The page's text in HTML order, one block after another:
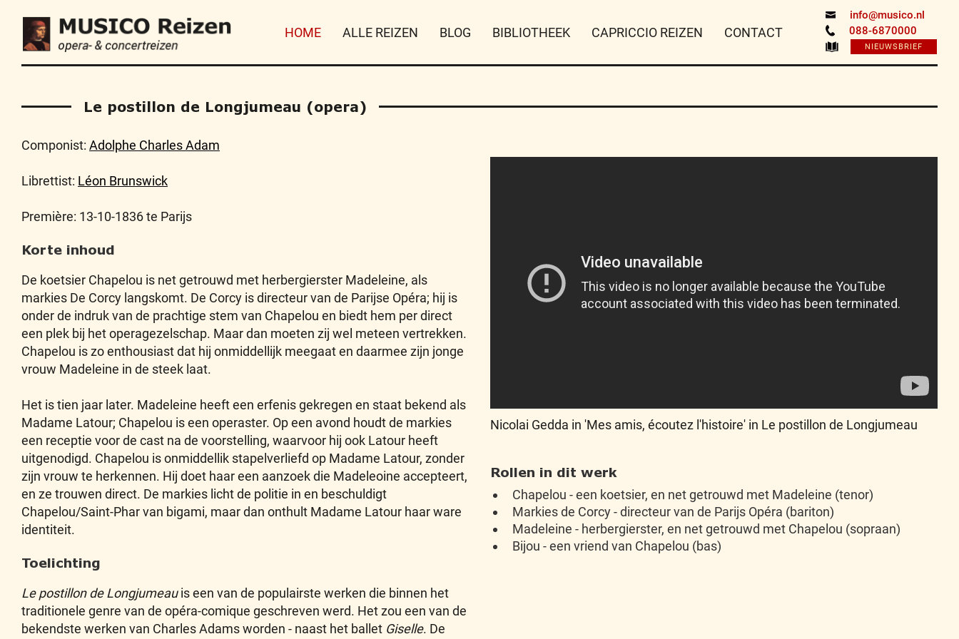
info@musico.nl
088-6870000
NIEUWSBRIEF
HOME ALLE REIZEN BLOG BIBLIOTHEEK CAPRICCIO REIZEN CONTACT
Le postillon de Longjumeau (opera)
Componist: Adolphe Charles Adam
Librettist: Léon Brunswick
Première: 13-10-1836 te Parijs
Korte inhoud
De koetsier Chapelou is net getrouwd met herbergierster Madeleine, als
markies De Corcy langskomt. De Corcy is directeur van de Parijse Opéra; hij is
onder de indruk van de prachtige stem van Chapelou en biedt hem per direct
een plek bij het operagezelschap. Maar dan moeten zij wel meteen vertrekken.
Chapelou is zo enthousiast dat hij onmiddellijk meegaat en daarmee zijn jonge
vrouw Madeleine in de steek laat.
Het is tien jaar later. Madeleine heeft een erfenis gekregen en staat bekend als
Madame Latour; Chapelou is een operaster. Op een avond houdt de markies
een receptie voor de cast na de voorstelling, waarvoor hij ook Latour heeft
uitgenodigd. Chapelou is onmiddellik stapelverliefd op Madame Latour, zonder
zijn vrouw te herkennen. Hij doet haar een aanzoek die Madeleoine accepteert,
en ze trouwen direct. De markies licht de politie in en beschuldigt
Chapelou/Saint-Phar van bigami, maar dan onthult Madame Latour haar ware
identiteit.
Toelichting
Le postillon de Longjumeauis een van de populairste werken die binnen het
traditionele genre van de opéra-comique geschreven werd. Het zou een van de
bekendste werken van Charles Adams worden - naast het ballet Giselle. De
Nicolai Gedda in 'Mes amis, écoutez l'histoire' in Le postillon de Longjumeau
Rollen in dit werk
Chapelou - een koetsier, en net getrouwd met Madeleine (tenor)
Markies de Corcy - directeur van de Parijs Opéra (bariton)
Madeleine - herbergierster, en net getrouwd met Chapelou (sopraan)
Bijou - een vriend van Chapelou (bas)